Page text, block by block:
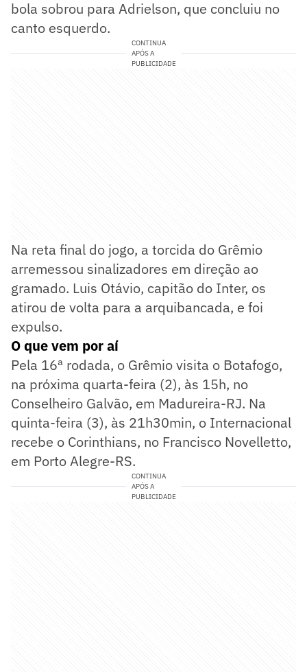
bola sobrou para Adrielson, que concluiu no
canto esquerdo.
CONTINUA
APÓS A
PUBLICIDADE
Na reta final do jogo, a torcida do Grêmio
arremessou sinalizadores em direção ao
gramado. Luis Otávio, capitão do Inter, os
atirou de volta para a arquibancada, e foi
expulso.
O que vem por aí
Pela 16ª rodada, o Grêmio visita o Botafogo,
na próxima quarta-feira (2), às 15h, no
Conselheiro Galvão, em Madureira-RJ. Na
quinta-feira (3), às 21h30min, o Internacional
recebe o Corinthians, no Francisco Novelletto,
em Porto Alegre-RS.
CONTINUA
APÓS A
PUBLICIDADE